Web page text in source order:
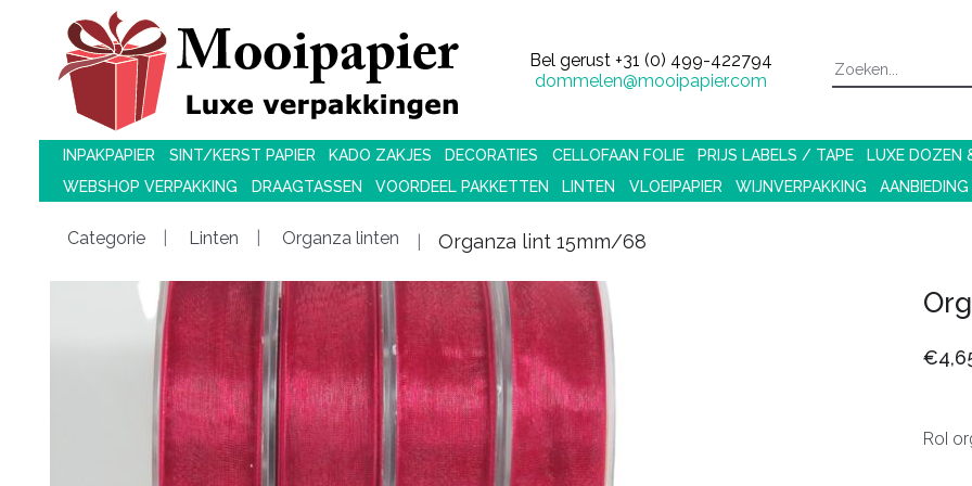
Bel gerust +31 (0) 499-422794
dommelen@mooipapier.com
INPAKPAPIER SINT/KERST PAPIER KADO ZAKJES DECORATIES CELLOFAAN FOLIE PRIJS LABELS / TAPE
LUXE DOZEN
WEBSHOP VERPAKKING
DRAAGTASSEN VOORDEEL PAKKETTEN LINTEN VLOEIPAPIER WIJNVERPAKKING
Categorie Linten Organza linten Organza lint 15mm/68
Rol